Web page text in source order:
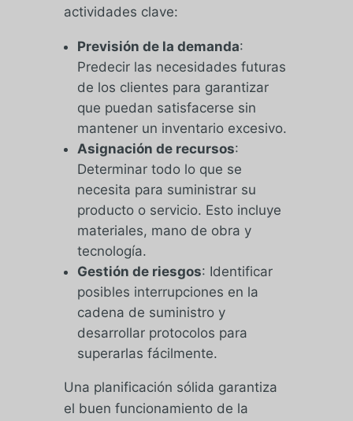
actividades clave:
Previsión de la demanda:
Predecir las necesidades futuras
de los clientes para garantizar
que puedan satisfacerse sin
mantener un inventario excesivo.
Asignación de recursos:
Determinar todo lo que se
necesita para suministrar su
producto o servicio. Esto incluye
materiales, mano de obra y
tecnología.
Gestión de riesgos: Identificar
posibles interrupciones en la
cadena de suministro y
desarrollar protocolos para
superarlas fácilmente.
Una planificación sólida garantiza
el buen funcionamiento de la